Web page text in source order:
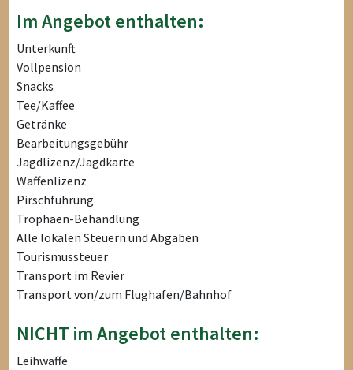
Im Angebot enthalten:
Unterkunft
Vollpension
Snacks
Tee/Kaffee
Getränke
Bearbeitungsgebühr
Jagdlizenz/Jagdkarte
Waffenlizenz
Pirschführung
Trophäen-Behandlung
Alle lokalen Steuern und Abgaben
Tourismussteuer
Transport im Revier
Transport von/zum Flughafen/Bahnhof
NICHT im Angebot enthalten:
Leihwaffe